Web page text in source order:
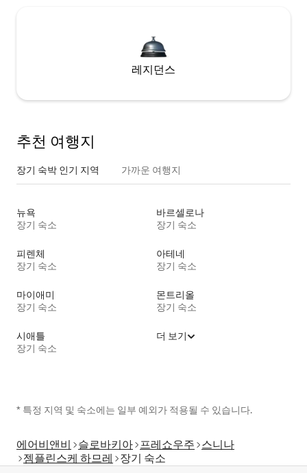
레지던스
추천 여행지
장기 숙박 인기 지역 가까운 여행지
뉴욕
장기 숙소
바르셀로나
장기 숙소
피렌체
장기 숙소
아테네
장기 숙소
마이애미
장기 숙소
몬트리올
장기 숙소
시애틀
장기 숙소
더 보기
* 특정 지역 및 숙소에는 일부 예외가 적용될 수 있습니다.
에어비앤비 슬로바키아 프레쇼우주 스니나
젬플린스케 하므레
장기 숙소